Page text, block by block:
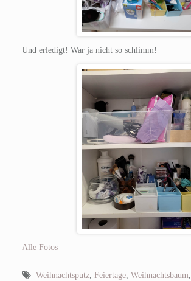
Und erledigt! War ja nicht so schlimm!
Alle Fotos
Weihnachtsputz, Feiertage, Weihnachtsbaum,